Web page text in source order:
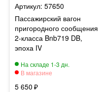
57650
Пассажирский вагон
пригородного сообщения
2-класса Bnb719 DB,
эпоха IV
5 650